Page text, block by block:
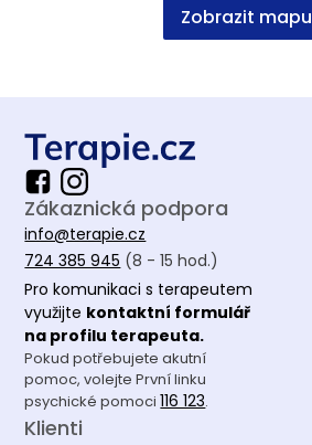
Zobrazit mapu
Zákaznická podpora
info@terapie.cz
724 385 945 (8 - 15 hod.)
Pro komunikaci s terapeutem
využijte kontaktní formulář
na profilu terapeuta.
Pokud potřebujete akutní
pomoc, volejte První linku
psychické pomoci116 123.
Klienti